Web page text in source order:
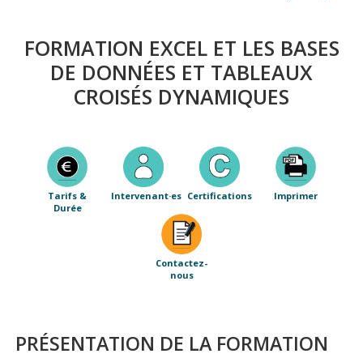
FORMATION EXCEL ET LES BASES
DE DONNÉES ET TABLEAUX
CROISÉS DYNAMIQUES
Tarifs &
Durée
Intervenant·es Certifications Imprimer
Contactez-
nous
PRÉSENTATION DE LA FORMATION